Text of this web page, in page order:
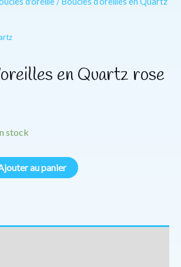
en Quartz rose
stock
au panier